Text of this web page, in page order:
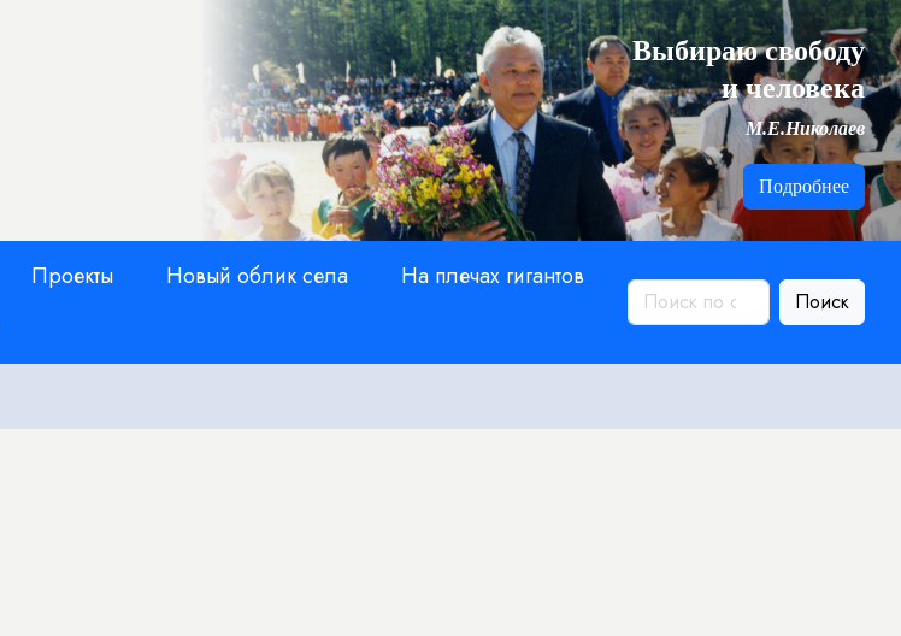
Выбираю свободу
и человека
М.Е.Николаев
Подробнее
Проекты Новый облик села
На плечах гигантов
Поиск